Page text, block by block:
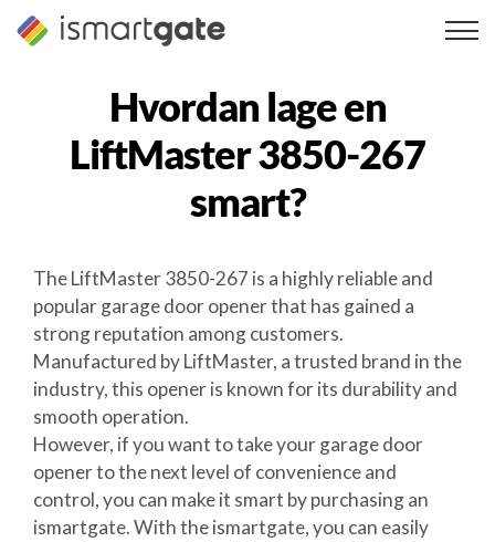
Hopp
Hvordan lage en
LiftMaster 3850-267
smart?
The LiftMaster 3850-267 is a highly reliable and
popular garage door opener that has gained a
strong reputation among customers.
Manufactured by LiftMaster, a trusted brand in the
industry, this opener is known for its durability and
smooth operation.
However, if you want to take your garage door
opener to the next level of convenience and
control, you can make it smart by purchasing an
ismartgate. With the ismartgate, you can easily